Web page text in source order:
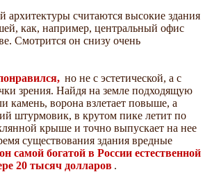
считаются высокие здания
как, например, центральный офис
Смотрится он снизу очень
но не с эстетической, а с
зрения. Найдя на земле подходящую
камень, ворона взлетает повыше, а
штурмовик, в крутом пике летит по
крыше и точно выпускает на нее
существования здания вредные
самой богатой в России естественной
20 тысяч долларов .